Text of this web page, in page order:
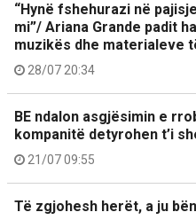
“Hynë fshehurazi në
mi”/ Ariana Grande padit
muzikës dhe materialeve
28/07 20:34
BE ndalon asgjësimin e
kompanitë detyrohen t’i
21/07 09:55
Të zgjohesh herët, a ju